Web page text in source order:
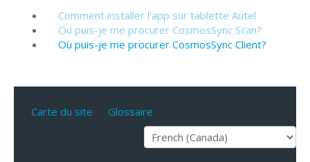
Comment installer l'app sur tablette Autel
Où puis-je me procurer CosmosSync Scan?
Où puis-je me procurer CosmosSync Client?
Carte du site Glossaire